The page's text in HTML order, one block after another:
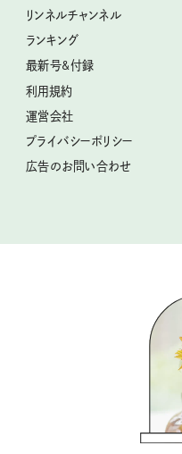
母の日に贈りたい、お花モチー
リンネル 暮らしの道具大賞
ナチュラルメイクレッスン
喜ばれる贈り物手帖
猫と一緒に心地いい暮らし
空想喫茶トラノコクさんのあ
圷みほさんのゆるっと週末キ
豆柴・まもるくんの旅日記
柳沢小実さんのお散歩するよ
valoさんのかわいいもの探し
コウケンテツのヒトワザ巡り
ノーラのフィンランド旅気分
吉田羊さんの着物と12のアソ
長谷川あかりさんの今週も
リンネル暮らし部
リンネルチャンネル
おぱんつ君のわくわく楽しい
毎日が心地よくなるリンネルタ
リンネルチャンネル
ランキング
最新号&付録
利用規約
運営会社
プライバシーポリシー
広告のお問い合わせ